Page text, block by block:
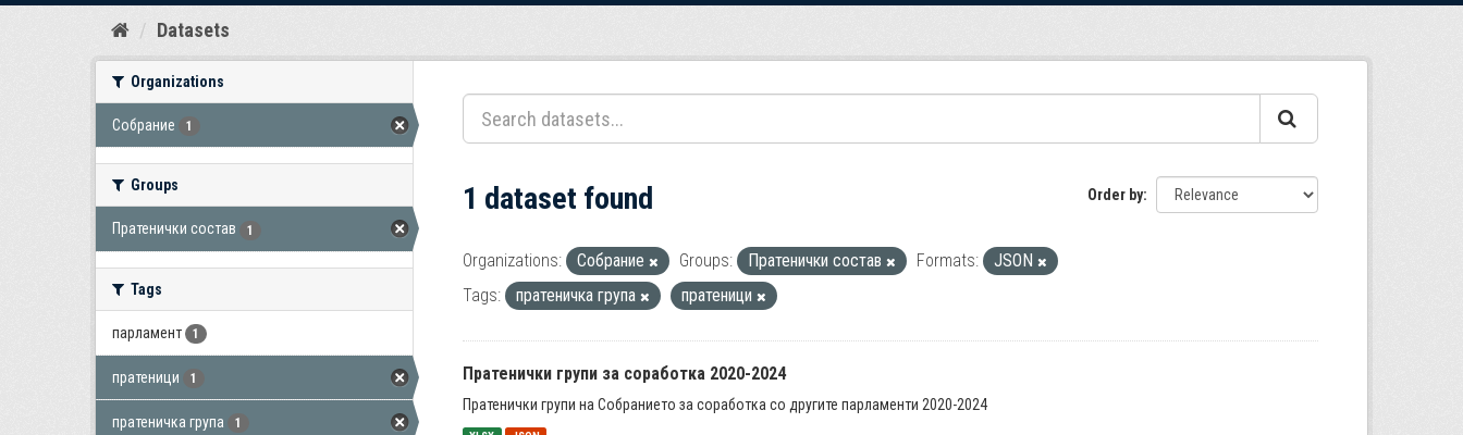
Skip
Datasets
Organizations
Собрание 1
Groups
Пратенички состав 1
Tags
парламент 1
пратеници 1
пратеничка група 1
Order by
1 dataset found
Organizations: Собрание Groups: Пратенички состав Formats:
JSON
Tags:
пратеничка група пратеници
Пратенички групи за соработка 2020-2024
Пратенички групи на Собранието за соработка со другите парламенти 2020-2024